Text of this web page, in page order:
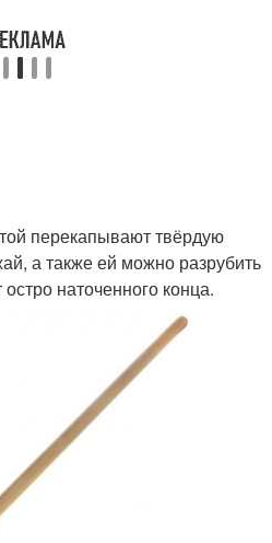
перекапывают твёрдую
а также ей можно разрубить
наточенного конца.